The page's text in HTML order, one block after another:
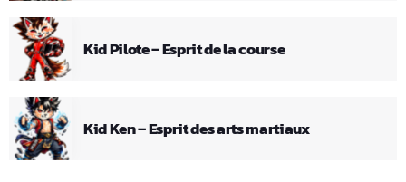
Kid Pilote – Esprit de la course
Kid Ken – Esprit des arts martiaux